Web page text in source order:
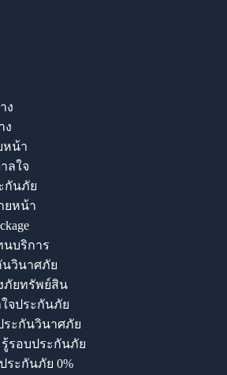
ง
ง
หน้า
ลใจ
กันภัย
ยหน้า
บริการ
วินาศภัย
ภัยทรัพย์สิน
จประกันภัย
ะกันวินาศภัย
รอบประกันภัย
ระกันภัย 0%